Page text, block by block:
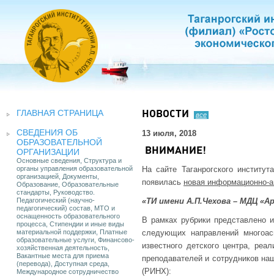
ГЛАВНАЯ СТРАНИЦА
СВЕДЕНИЯ ОБ
ОБРАЗОВАТЕЛЬНОЙ
ОРГАНИЗАЦИИ
Основные сведения, Структура и
органы управления образовательной
организацией, Документы,
Образование, Образовательные
стандарты, Руководство.
Педагогический (научно-
педагогический) состав, МТО и
оснащенность образовательного
процесса, Стипендии и иные виды
материальной поддержки, Платные
образовательные услуги, Финансово-
хозяйственная деятельность,
Вакантные места для приема
(перевода), Доступная среда,
Международное сотрудничество
НОВОСТИ все
13 июля, 2018
ВНИМАНИЕ!
На сайте Таганрогского
появилась новая информационно-
«ТИ имени А.П.Чехова – МДЦ
В рамках рубрики представлено
следующих направлений
известного детского центра,
преподавателей и сотрудников
(РИНХ):